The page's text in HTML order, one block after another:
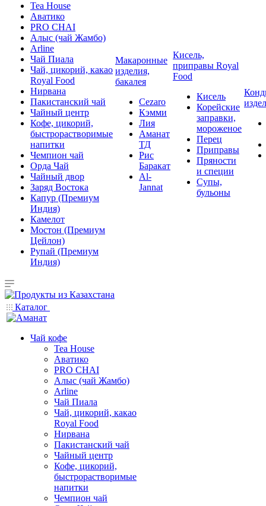
Tea House
Аватико
PRO CHAI
Алыс (чай Жамбо)
Arline
Чай Пиала
Чай, цикорий, какао
Royal Food
Нирвана
Пакистанский чай
Чайный центр
Кофе, цикорий,
быстрорастворимые
напитки
Чемпион чай
Орда Чай
Чайный двор
Заряд Востока
Капур (Премиум
Индия)
Камелот
Мостон (Премиум
Цейлон)
Рупай (Премиум
Индия)
Макаронные
изделия,
бакалея
Cezaro
Кэмми
Лия
Аманат
ТД
Рис
Баракат
Al-
Jannat
Кисель,
приправы Royal
Food
Кисель
Корейские
заправки,
мороженое
Перец
Приправы
Пряности
и специи
Супы,
бульоны
Каталог
Чай кофе
Tea House
Аватико
PRO CHAI
Алыс (чай Жамбо)
Arline
Чай Пиала
Чай, цикорий, какао
Royal Food
Нирвана
Пакистанский чай
Чайный центр
Кофе, цикорий,
быстрорастворимые
напитки
Чемпион чай